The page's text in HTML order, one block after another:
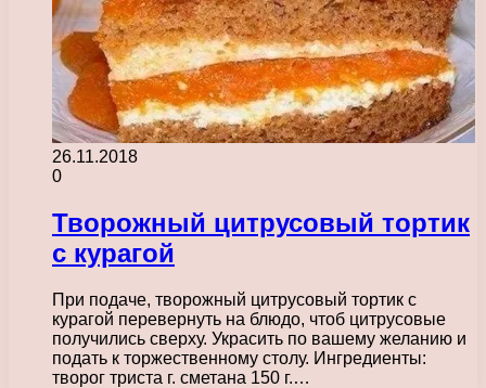
26.11.2018
0
Творожный цитрусовый тортик
с курагой
При подаче, творожный цитрусовый тортик с
курагой перевернуть на блюдо, чтоб цитрусовые
получились сверху. Украсить по вашему желанию и
подать к торжественному столу. Ингредиенты:
творог триста г. сметана 150 г.…